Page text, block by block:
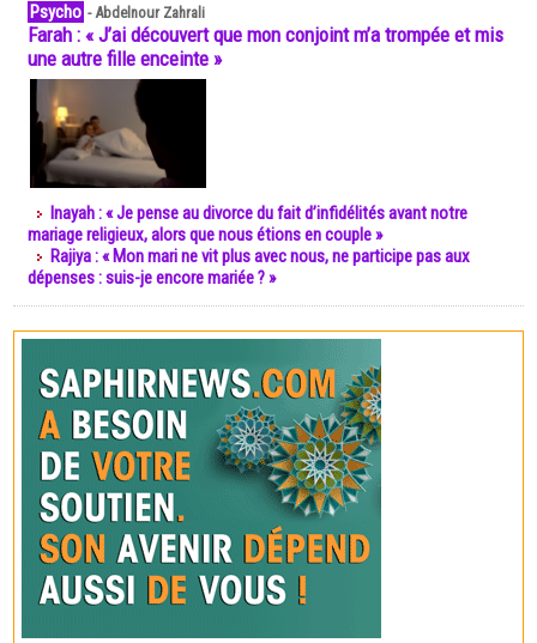
Psycho -Abdelnour Zahrali
Farah : « J’ai découvert que mon conjoint m’a trompée et mis
une autre fille enceinte »
Inayah : « Je pense au divorce du fait d’infidélités avant notre
mariage religieux, alors que nous étions en couple »
Rajiya : « Mon mari ne vit plus avec nous, ne participe pas aux
dépenses : suis-je encore mariée ? »